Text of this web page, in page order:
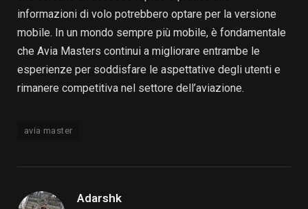
informazioni di volo potrebbero optare per la versione
mobile. In un mondo sempre più mobile, è fondamentale
che Avia Masters continui a migliorare entrambe le
esperienze per soddisfare le aspettative degli utenti e
rimanere competitiva nel settore dell’aviazione.
avia master
Adarshk